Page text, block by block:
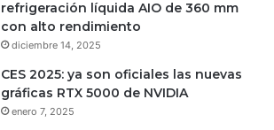
refrigeración líquida AIO de 360 mm
con alto rendimiento
diciembre 14, 2025
CES 2025: ya son oficiales las nuevas
gráficas RTX 5000 de NVIDIA
enero 7, 2025